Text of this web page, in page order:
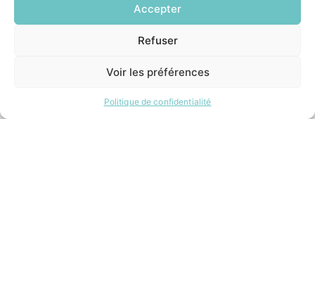
Accepter
Refuser
Voir les préférences
Politique de confidentialité
INFORMATIONS LÉGALES